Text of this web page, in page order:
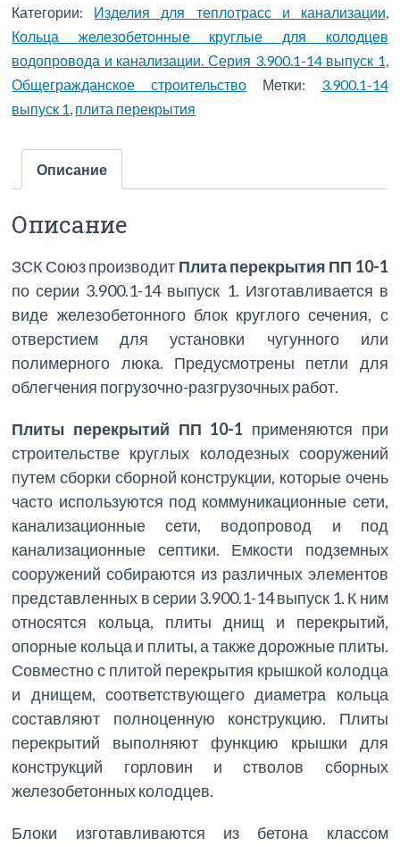
Категории: Изделия для теплотрасс и канализации,
Кольца железобетонные круглые для колодцев
водопровода и канализации. Серия 3.900.1-14 выпуск 1,
Общегражданское строительство
Метки: 3.900.1-14
выпуск 1, плита перекрытия
Описание
Описание
ЗСК Союз производит Плита перекрытия ПП 10-1
по серии 3.900.1-14 выпуск 1. Изготавливается в
виде железобетонного блок круглого сечения, с
отверстием для установки чугунного или
полимерного люка. Предусмотрены петли для
облегчения погрузочно-разгрузочных работ.
Плиты перекрытий ПП 10-1 применяются при
строительстве круглых колодезных сооружений
путем сборки сборной конструкции, которые очень
часто используются под коммуникационные сети,
канализационные сети, водопровод и под
канализационные септики. Емкости подземных
сооружений собираются из различных элементов
представленных в серии 3.900.1-14 выпуск 1. К ним
относятся кольца, плиты днищ и перекрытий,
опорные кольца и плиты, а также дорожные плиты.
Совместно с плитой перекрытия крышкой колодца
и днищем, соответствующего диаметра кольца
составляют полноценную конструкцию. Плиты
перекрытий выполняют функцию крышки для
конструкций горловин и стволов сборных
железобетонных колодцев.
Блоки изготавливаются из бетона классом